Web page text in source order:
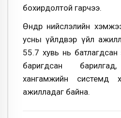
бохирдолтой гарчээ.
Өнөөдөр нийслэлийн
усны үйлдвэр үйл
55.7 хувь нь батлагдсан
баригдсан
хангамжийн системд
ажилладаг байна.